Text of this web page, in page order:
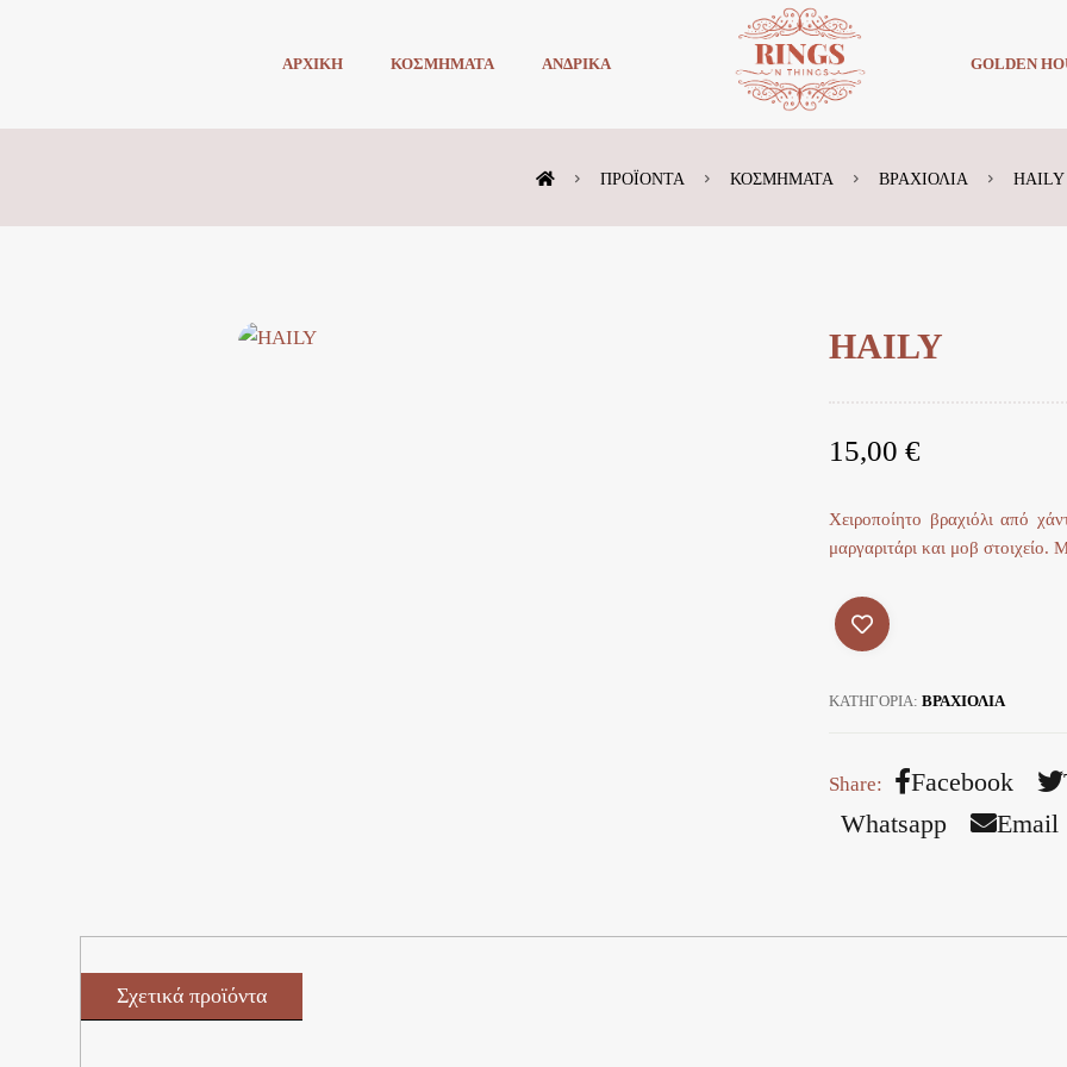
ΑΡΧΙΚΗ ΚΟΣΜΗΜΑΤΑ ΑΝΔΡΙΚΑ GOLDEN
ΠΡΟΪΌΝΤΑ ΚΟΣΜΗΜΑΤΑ ΒΡΑΧΙΟΛΙΑ HAILY
HAILY
15,00€
Χειροποίητο βραχιόλι από
μαργαριτάρι και μοβ
ΚΑΤΗΓΟΡΊΑ:ΒΡΑΧΙΟΛΙΑ
Facebook
Whatsapp
Email
Σχετικά προϊόντα